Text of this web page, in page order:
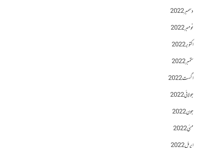
دسمبر 2022
نومبر 2022
اکتوبر 2022
ستمبر 2022
اگست 2022
جولائی 2022
جون 2022
مئی 2022